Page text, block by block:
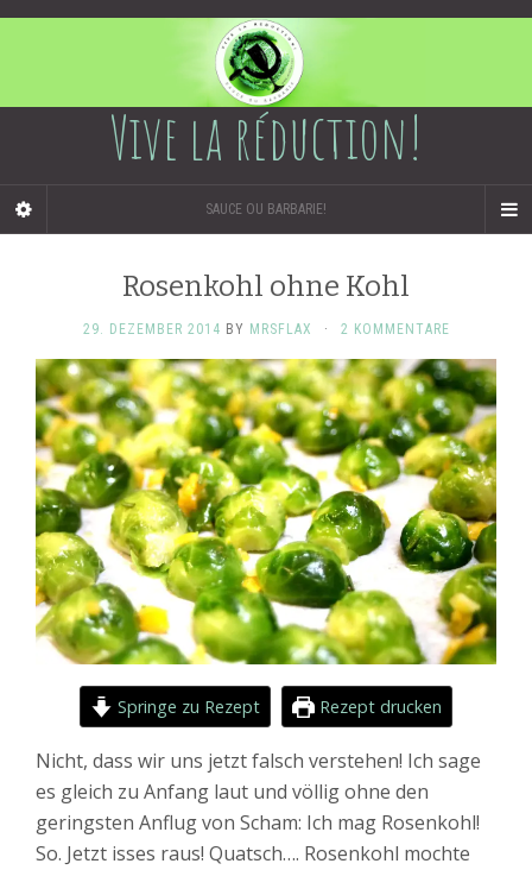
Vive la réduction!
SAUCE OU BARBARIE!
Rosenkohl ohne Kohl
29. DEZEMBER 2014 BY MRSFLAX · 2 KOMMENTARE
Springe zu Rezept Rezept drucken
Nicht, dass wir uns jetzt falsch verstehen! Ich sage
es gleich zu Anfang laut und völlig ohne den
geringsten Anflug von Scham: Ich mag Rosenkohl!
So. Jetzt isses raus! Quatsch…. Rosenkohl mochte